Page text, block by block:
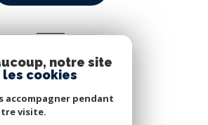
adhérons
notre site
cookies
accompagner pendant
visite.